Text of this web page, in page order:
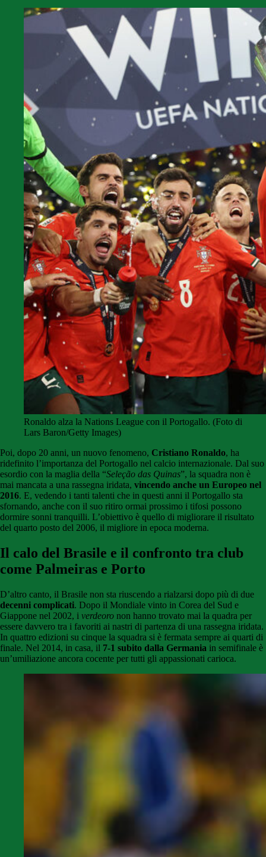
Ronaldo alza la Nations League con il Portogallo. (Foto di
Lars Baron/Getty Images)
Poi, dopo 20 anni, un nuovo fenomeno, Cristiano Ronaldo, ha
ridefinito l’importanza del Portogallo nel calcio internazionale. Dal suo
esordio con la maglia della “Seleção das Quinas”, la squadra non è
mai mancata a una rassegna iridata, vincendo anche un Europeo nel
2016. E, vedendo i tanti talenti che in questi anni il Portogallo sta
sfornando, anche con il suo ritiro ormai prossimo i tifosi possono
dormire sonni tranquilli. L’obiettivo è quello di migliorare il risultato
del quarto posto del 2006, il migliore in epoca moderna.
Il calo del Brasile e il confronto tra club
come Palmeiras e Porto
D’altro canto, il Brasile non sta riuscendo a rialzarsi dopo più di due
decenni complicati. Dopo il Mondiale vinto in Corea del Sud e
Giappone nel 2002, i verdeoro non hanno trovato mai la quadra per
essere davvero tra i favoriti ai nastri di partenza di una rassegna iridata.
In quattro edizioni su cinque la squadra si è fermata sempre ai quarti di
finale. Nel 2014, in casa, il 7-1 subito dalla Germania in semifinale è
un’umiliazione ancora cocente per tutti gli appassionati carioca.